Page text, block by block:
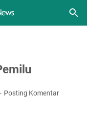
Posting Komentar